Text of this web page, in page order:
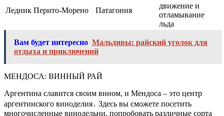
Ледник Перито-Морено Патагония
движение и
отламывание
льда
Вам будет интересно Мальдивы: райский уголок для
отдыха и приключений
МЕНДОСА: ВИННЫЙ РАЙ
Аргентина славится своим вином, и Мендоса – это центр
аргентинского виноделия․ Здесь вы сможете посетить
многочисленные винодельни, попробовать различные сорта